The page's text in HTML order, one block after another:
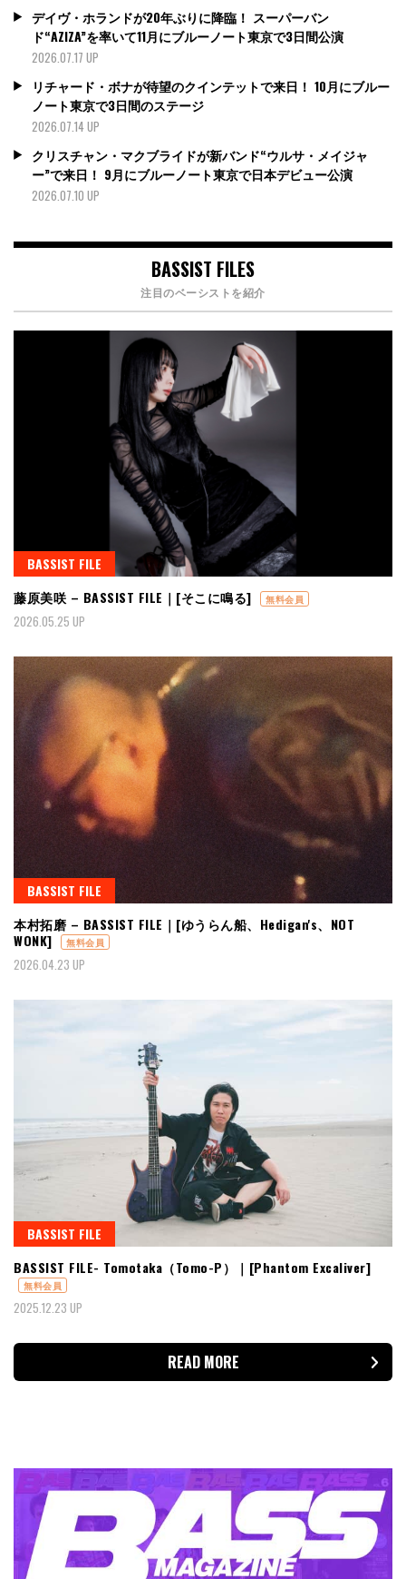
デイヴ・ホランドが20年ぶりに降臨！ スーパーバン
ド“AZIZA”を率いて11月にブルーノート東京で3日間公演
2026.07.17 UP
リチャード・ボナが待望のクインテットで来日！ 10月にブルー
ノート東京で3日間のステージ
2026.07.14 UP
クリスチャン・マクブライドが新バンド“ウルサ・メイジャ
ー”で来日！ 9月にブルーノート東京で日本デビュー公演
2026.07.10 UP
BASSIST FILES
注目のベーシストを紹介
BASSIST FILE
藤原美咲 – BASSIST FILE｜[そこに鳴る]
無料会員
2026.05.25 UP
BASSIST FILE
本村拓磨 – BASSIST FILE｜[ゆうらん船、Hedigan's、NOT
WONK]
無料会員
2026.04.23 UP
BASSIST FILE
BASSIST FILE- Tomotaka（Tomo-P）｜[Phantom Excaliver]
無料会員
2025.12.23 UP
READ MORE